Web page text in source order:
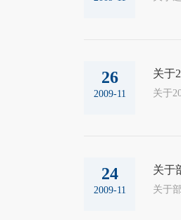
26
2009-11
关于
24
2009-11
关于